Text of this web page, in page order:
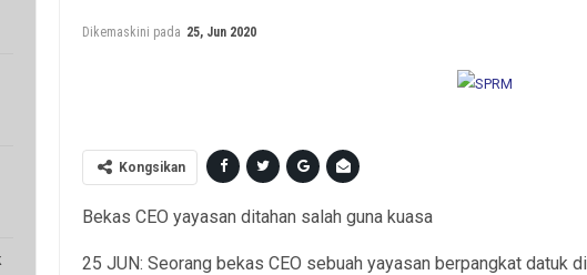
Dikemaskini pada 25, Jun 2020
Kongsikan
Bekas CEO yayasan ditahan salah guna kuasa
25 JUN: Seorang bekas CEO sebuah yayasan berpangkat datuk